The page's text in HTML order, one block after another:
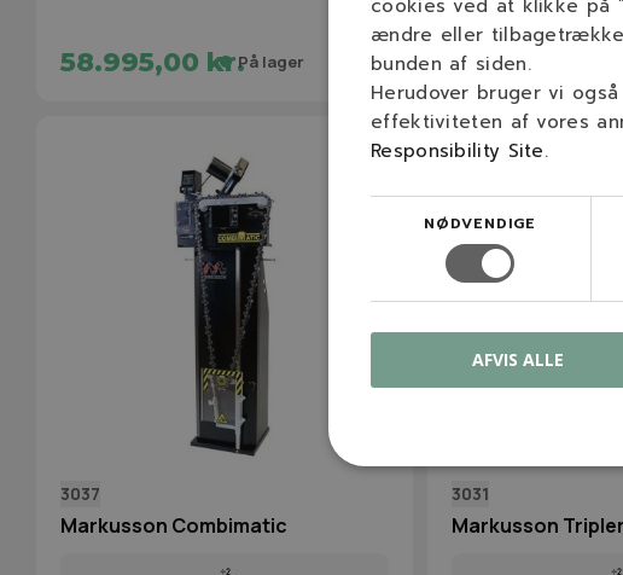
58.995,00 kr.På lager
4.495,00 kr.
3.795,00 kr.
3037
Markusson Combimatic
3031
Markusson
cookies ved at klikke på
ændre eller
bunden af siden.
Herudover bruger vi
effektiviteten af vores
Responsibility Site.
NØDVENDIGE
AFVIS ALLE